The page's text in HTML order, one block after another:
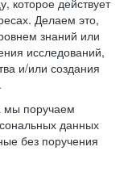
которое действует
Делаем это,
знаний или
исследований,
и/или создания
мы поручаем
данных
без поручения